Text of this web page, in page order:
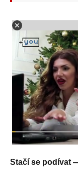
Stačí se podívat